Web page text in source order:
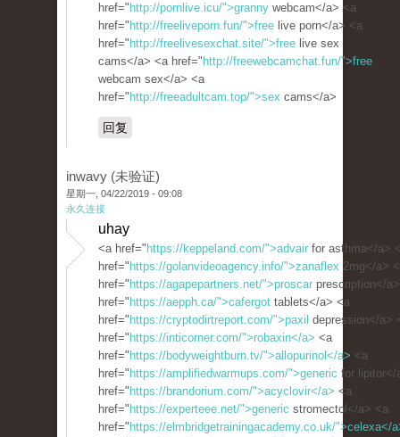
href=" http://pornlive.icu/">granny webcam</a> <a
href=" http://freeliveporn.fun/">free live porn</a> <a
href=" http://freelivesexchat.site/">free live sex
cams</a> <a href=" http://freewebcamchat.fun/">free
webcam sex</a> <a
href=" http://freeadultcam.top/">sex cams</a>
回复
inwavy (未验证)
星期一, 04/22/2019 - 09:08
永久连接
uhay
<a href=" https://keppeland.com/">advair for asthma</a>
href=" https://golanvideoagency.info/">zanaflex 2mg</a>
href=" https://agapepartners.net/">proscar prescription</
href=" https://aepph.ca/">cafergot tablets</a> <a
href=" https://cryptodirtreport.com/">paxil depression</a>
href=" https://inticorner.com/">robaxin</a> <a
href=" https://bodyweightburn.tv/">allopurinol</a> <a
href=" https://amplifiedwarmups.com/">generic for lipitor</
href=" https://brandorium.com/">acyclovir</a> <a
href=" https://experteee.net/">generic stromectol</a> <a
href=" https://elmbridgetrainingacademy.co.uk/">celexa</